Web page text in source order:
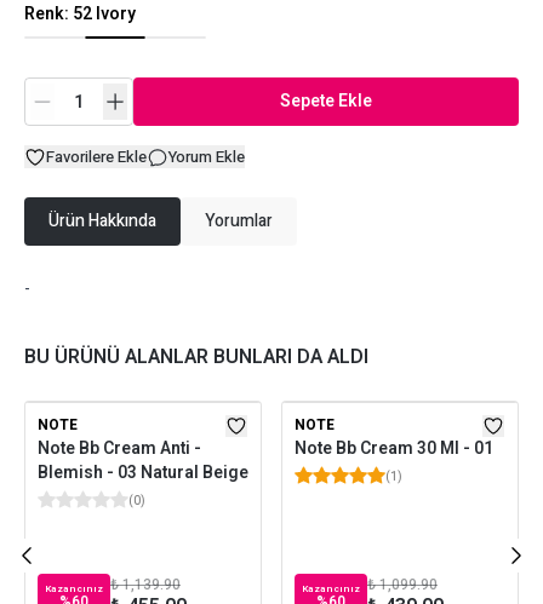
Renk: 52 Ivory
Sepete Ekle
Favorilere Ekle Yorum Ekle
Ürün Hakkında Yorumlar
-
BU ÜRÜNÜ ALANLAR BUNLARI DA ALDI
NOTE
Note Bb Cream Anti -
Blemish - 03 Natural Beige
(0)
Kazancınız ₺ 1,139.90
NOTE
Note Bb Cream 30 Ml - 01
(1)
Kazancınız ₺ 1,099.90